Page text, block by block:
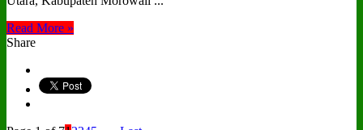
Read More »
Share